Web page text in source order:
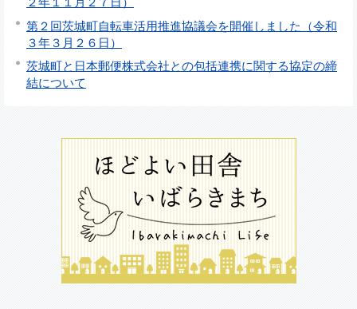
第２回茨城町自転車活用推進協議会を開催しました（令和
３年３月２６日）
茨城町と日本郵便株式会社との包括連携に関する協定の締
結について